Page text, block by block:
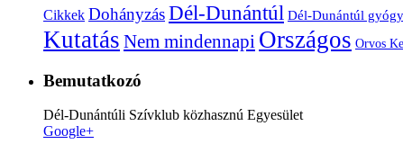
Cikkek DohányzásDél-Dunántúl Dél-Dunántúl
Kutatás Nem mindennapi Országos Orvos
Bemutatkozó
Dél-Dunántúli Szívklub közhasznú Egyesület
Google+